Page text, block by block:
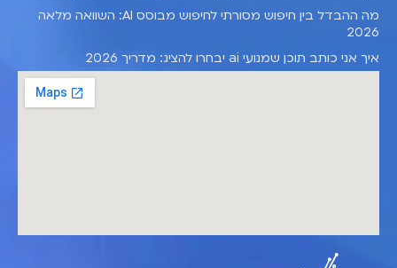
מה ההבדל בין חיפוש מסורתי לחיפוש מבוסס AI: השוואה מלאה
2026
איך אני כותב תוכן שמנועי ai יבחרו להציג: מדריך 2026